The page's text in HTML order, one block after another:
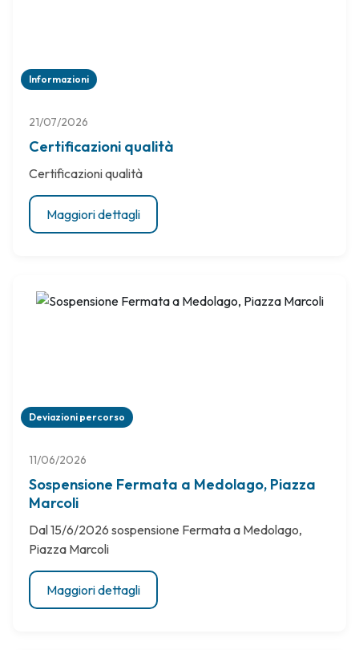
Informazioni
21/07/2026
Certificazioni qualità
Certificazioni qualità
Maggiori dettagli
Deviazioni percorso
11/06/2026
Sospensione Fermata a Medolago, Piazza
Marcoli
Dal 15/6/2026 sospensione Fermata a Medolago,
Piazza Marcoli
Maggiori dettagli